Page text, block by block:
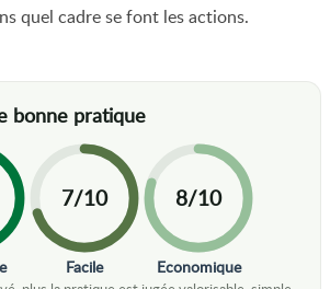
quel cadre se font les actions.
7/10
Facile
8/10
Economique